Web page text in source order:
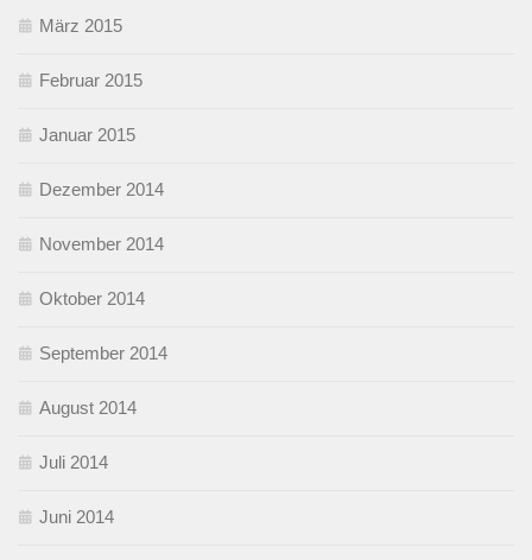
März 2015
Februar 2015
Januar 2015
Dezember 2014
November 2014
Oktober 2014
September 2014
August 2014
Juli 2014
Juni 2014